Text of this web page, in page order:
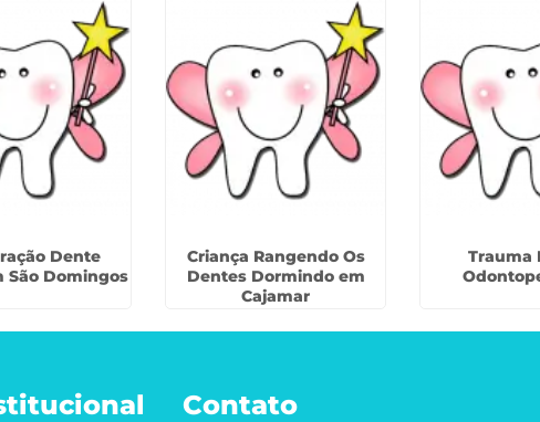
Dente
São Domingos
Criança Rangendo Os
Dentes Dormindo em
Cajamar
Trauma
Contato